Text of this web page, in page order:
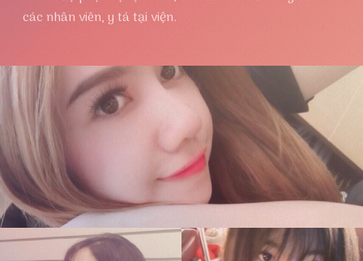
các nhân viên, y tá tại viện.